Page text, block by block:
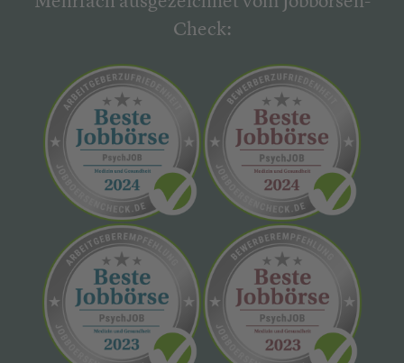
Check: